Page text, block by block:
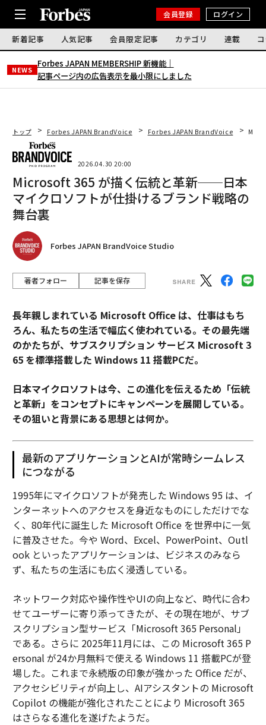
会員登録 ログイン
新着記事 人気記事 会員限定記事 カテゴリ 連載
NEWS
Forbes JAPAN MEMBERSHIP 新機能｜
記事ページ内の広告表示を最小限にしました
トップ Forbes JAPAN BrandVoice Forbes JAPAN BrandVoice
2026.04.30 20:00
Microsoft 365 が描く伝統と革新──日本
マイクロソフトが仕掛けるブランド戦略の
舞台裏
Forbes JAPAN BrandVoice Studio
著者フォロー 記事を保存
長年親しまれている Microsoft Office は、仕事はもち
ろん、私たちの生活で幅広く使われている。その最先端
のかたちが、サブスクリプション サービス Microsoft 3
65 を標準搭載した Windows 11 搭載PCだ。
日本マイクロソフトは今、この進化を伝えるため「伝統
と革新」をコンセプトにキャンペーンを展開している。
その狙いと背景にある思想とは何か。
最新のアプリケーションとAIが常時シームレス
につながる
1995年にマイクロソフトが発売した Windows 95 は、イ
ンターネットへのアクセスを身近なものにしただけでな
く、80年代に誕生した Microsoft Office を世界中に一気
に普及させた。今や Word、Excel、PowerPoint、Outl
ook といったアプリケーションは、ビジネスのみなら
ず、私たちの生活にも広く浸透している。
ネットワーク対応や操作性やUIの向上など、時代に合わ
せてユーザーに寄り添ってきたが、その現在地が、サブ
スクリプション型サービス「Microsoft 365 Personal」
である。さらに 2025年11月には、この Microsoft 365 P
ersonal が24か月無料で使える Windows 11 搭載PCが登
場した。これまで永続版の印象が強かった Office だが、
アクセシビリティが向上し、AIアシスタントの Microsoft
Copilot の機能が強化されたことにより Microsoft 365
はさらなる進化を遂げたようだ。